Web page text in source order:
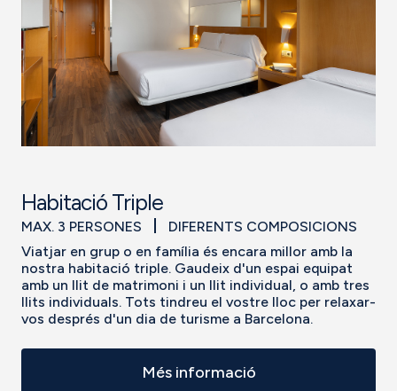
Habitació Triple
Viatjar en grup o en família és encara millor amb la
nostra habitació triple. Gaudeix d'un espai equipat
amb un llit de matrimoni i un llit individual, o amb tres
llits individuals. Tots tindreu el vostre lloc per relaxar-
vos després d'un dia de turisme a Barcelona.
Més informació
MAX. 3 PERSONES DIFERENTS COMPOSICIONS